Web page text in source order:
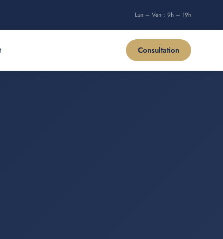
Lun – Ven : 9h – 19h
Consultation